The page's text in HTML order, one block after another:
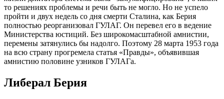
то решениях проблемы и речи быть не могло. Но не успело
пройти и двух недель со дня смерти Сталина, как Берия
полностью реорганизовал ГУЛАГ. Он перевел его в ведение
Министерства юстиций. Без широкомасштабной амнистии,
перемены затянулись бы надолго. Поэтому 28 марта 1953 года
на всю страну прогремела статья «Правды», объявившая
амнистию половине узников ГУЛАГа.
Либерал Берия